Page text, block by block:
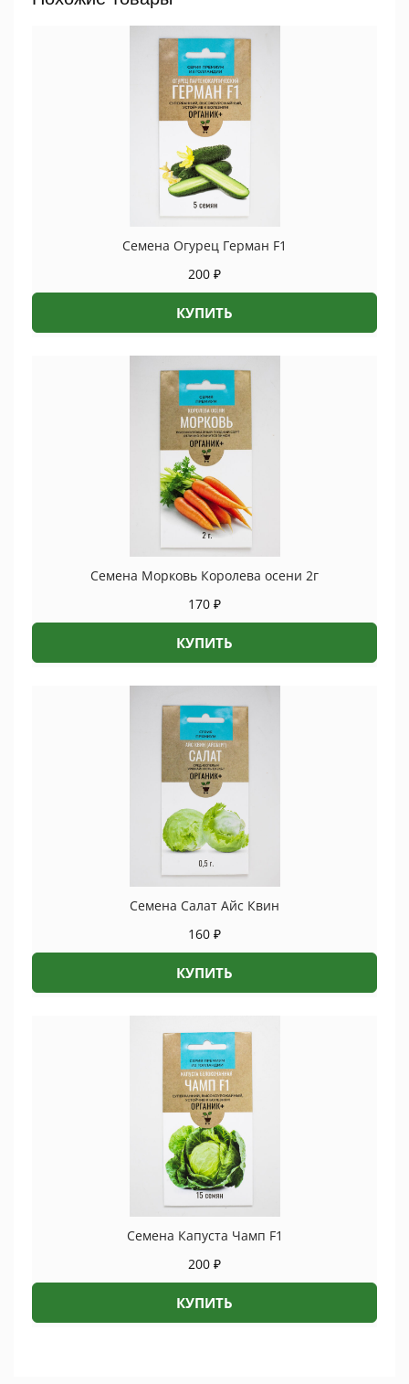
quantity
Семена Огурец Герман F1
200 ₽
КУПИТЬ
Семена Морковь Королева осени 2г
170 ₽
КУПИТЬ
Семена Салат Айс Квин
160 ₽
КУПИТЬ
Семена Капуста Чамп F1
200 ₽
КУПИТЬ